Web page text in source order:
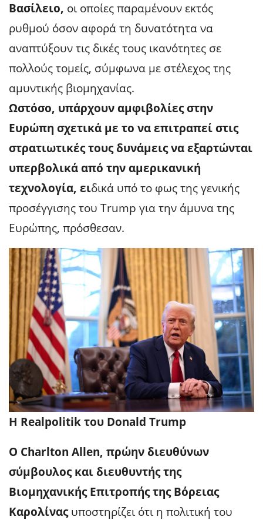
Βασίλειο, οι οποίες παραμένουν εκτός
ρυθμού όσον αφορά τη δυνατότητα να
αναπτύξουν τις δικές τους ικανότητες σε
πολλούς τομείς, σύμφωνα με στέλεχος της
αμυντικής βιομηχανίας.
Ωστόσο, υπάρχουν αμφιβολίες στην
Ευρώπη σχετικά με το να επιτραπεί στις
στρατιωτικές τους δυνάμεις να εξαρτώνται
υπερβολικά από την αμερικανική
τεχνολογία, ειδικά υπό το φως της γενικής
προσέγγισης του Trump για την άμυνα της
Ευρώπης, πρόσθεσαν.
H Realpolitik του Donald Trump
Ο Charlton Allen, πρώην διευθύνων
σύμβουλος και διευθυντής της
Βιομηχανικής Επιτροπής της Βόρειας
Καρολίναςυποστηρίζει ότι η πολιτική του